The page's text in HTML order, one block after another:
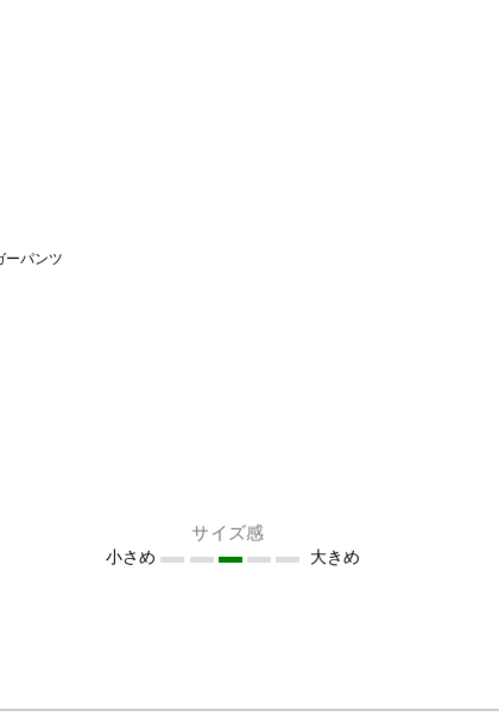
ーパンツ
サイズ感
小さめ 大きめ